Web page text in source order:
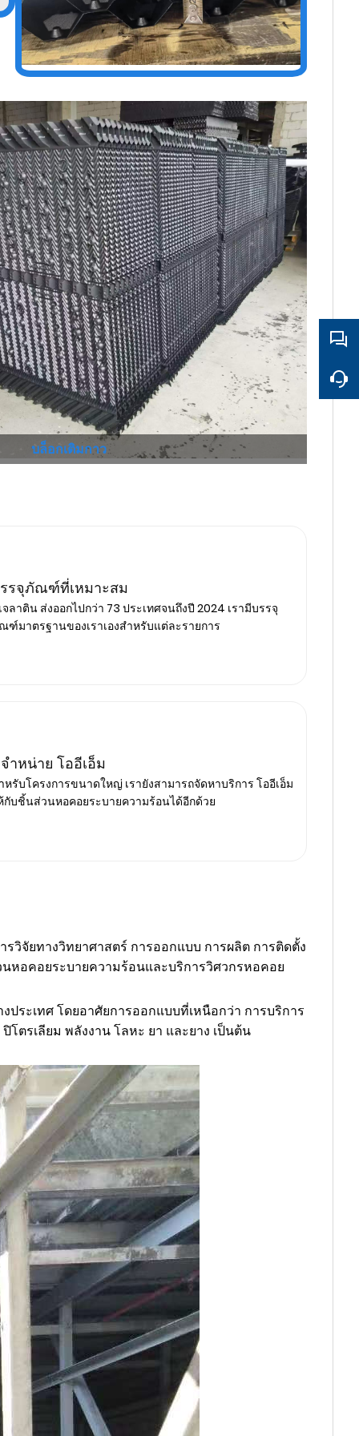
บล็อกเติมกาว
รจุภัณฑ์ที่เหมาะสม
จลาติน ส่งออกไปกว่า 73 ประเทศจนถึงปี 2024 เรามีบรรจุ
ฑ์มาตรฐานของเราเองสำหรับแต่ละรายการ
ำหน่าย โออีเอ็ม
หรับโครงการขนาดใหญ่ เรายังสามารถจัดหาบริการ โออีเอ็ม
กับชิ้นส่วนหอคอยระบายความร้อนได้อีกด้วย
วิจัยทางวิทยาศาสตร์ การออกแบบ การผลิต การติดตั้ง
นหอคอยระบายความร้อนและบริการวิศวกรหอคอย
ะเทศ โดยอาศัยการออกแบบที่เหนือกว่า การบริการ
ตรเลียม พลังงาน โลหะ ยา และยาง เป็นต้น